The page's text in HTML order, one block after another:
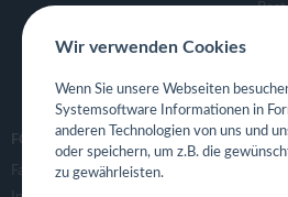
FOLGE UNS
Facebook
Wir verwenden Cookies
Wenn Sie unsere Webseiten
Systemsoftware Informationen in
anderen Technologien von uns und
oder speichern, um z.B. die
zu gewährleisten.